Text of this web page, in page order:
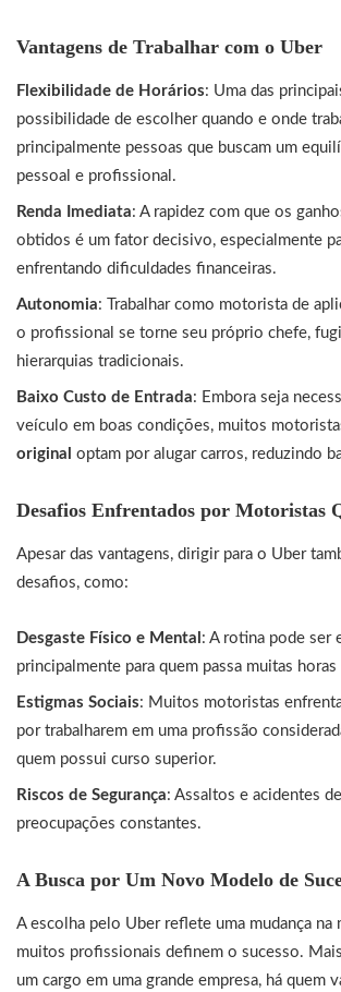
Vantagens de Trabalhar com o Uber
Flexibilidade de Horários: Uma das
possibilidade de escolher quando e onde
principalmente pessoas que buscam um
pessoal e profissional.
Renda Imediata: A rapidez com que os
obtidos é um fator decisivo, especialmente
enfrentando dificuldades financeiras.
Autonomia: Trabalhar como motorista de
o profissional se torne seu próprio chefe,
hierarquias tradicionais.
Baixo Custo de Entrada: Embora seja
veículo em boas condições, muitos
original optam por alugar carros, reduzindo
Desafios Enfrentados por Motoristas
Apesar das vantagens, dirigir para o Uber
desafios, como:
Desgaste Físico e Mental : A rotina pode ser
principalmente para quem passa muitas
Estigmas Sociais: Muitos motoristas
por trabalharem em uma profissão
quem possui curso superior.
Riscos de Segurança: Assaltos e acidentes
preocupações constantes.
A Busca por Um Novo Modelo de
A escolha pelo Uber reflete uma mudança na
muitos profissionais definem o sucesso.
um cargo em uma grande empresa, há quem